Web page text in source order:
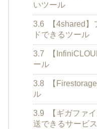
いツール
3.6
【4shared
ドできるツール
3.7
【
ール
3.8
【
ル
3.9
【ギガファ
送できるサービス